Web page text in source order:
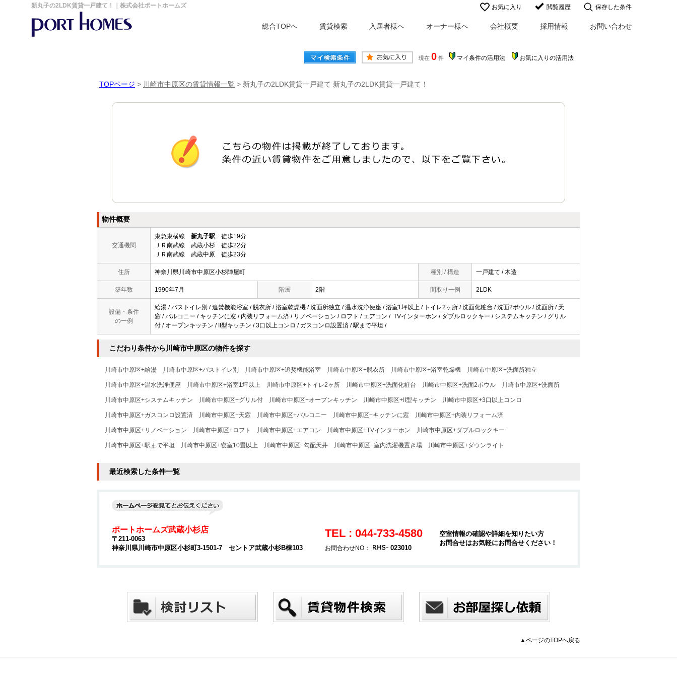
新丸子の2LDK賃貸一戸建て！｜株式会社ポートホームズ お気に入り 閲覧履歴 保存した条件
総合TOPへ 賃貸検索 入居者様へ オーナー様へ 会社概要 採用情報 お問い合わせ
現在 0 件 マイ条件の活用法 お気に入りの活用法
TOPページ > 川崎市中原区の賃貸情報一覧 > 新丸子の2LDK賃貸一戸建て 新丸子の2LDK賃貸一戸建て！
物件概要
交通機関
東急東横線 新丸子駅 徒歩19分
ＪＲ南武線 武蔵小杉 徒歩22分
ＪＲ南武線 武蔵中原 徒歩23分
住所 神奈川県川崎市中原区小杉陣屋町 種別 / 構造 一戸建て / 木造
築年数 1990年7月 階層 2階 間取り一例 2LDK
設備・条件
の一例
給湯 / バストイレ別 / 追焚機能浴室 / 脱衣所 / 浴室乾燥機 / 洗面所独立 / 温水洗浄便座 / 浴室1坪以上 / トイレ2ヶ所 / 洗面化粧台 / 洗面2ボウル / 洗面所 / 天
窓 / バルコニー / キッチンに窓 / 内装リフォーム済 / リノベーション / ロフト / エアコン / TVインターホン / ダブルロックキー / システムキッチン / グリル
付 / オープンキッチン / II型キッチン / 3口以上コンロ / ガスコンロ設置済 / 駅まで平坦 /
こだわり条件から川崎市中原区の物件を探す
川崎市中原区+給湯 川崎市中原区+バストイレ別 川崎市中原区+追焚機能浴室 川崎市中原区+脱衣所 川崎市中原区+浴室乾燥機 川崎市中原区+洗面所独立
川崎市中原区+温水洗浄便座 川崎市中原区+浴室1坪以上 川崎市中原区+トイレ2ヶ所 川崎市中原区+洗面化粧台 川崎市中原区+洗面2ボウル 川崎市中原区+洗面所
川崎市中原区+システムキッチン 川崎市中原区+グリル付 川崎市中原区+オープンキッチン 川崎市中原区+II型キッチン 川崎市中原区+3口以上コンロ
川崎市中原区+ガスコンロ設置済 川崎市中原区+天窓 川崎市中原区+バルコニー 川崎市中原区+キッチンに窓 川崎市中原区+内装リフォーム済
川崎市中原区+リノベーション 川崎市中原区+ロフト 川崎市中原区+エアコン 川崎市中原区+TVインターホン 川崎市中原区+ダブルロックキー
川崎市中原区+駅まで平坦 川崎市中原区+寝室10畳以上 川崎市中原区+勾配天井 川崎市中原区+室内洗濯機置き場 川崎市中原区+ダウンライト
最近検索した条件一覧
ポートホームズ武蔵小杉店
〒211-0063
神奈川県川崎市中原区小杉町3-1501-7 セントア武蔵小杉B棟103
TEL : 044-733-4580
お問合わせNO： 023010
空室情報の確認や詳細を知りたい方
お問合せはお気軽にお問合せください！
▲ページのTOPへ戻る